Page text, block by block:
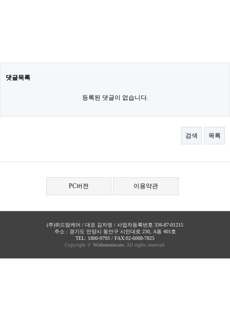
댓글목록
등록된 댓글이 없습니다.
검색 목록
PC버전 이용약관
(주)위드맘케어 / 대표 김자영 / 사업자등록번호 336-87-01215
주소 : 경기도 안양시 동안구 시민대로 230, A동 401호
TEL: 1800-9793 / FAX:02-6008-7825
Copyright © Withmomcare. All rights reserved.